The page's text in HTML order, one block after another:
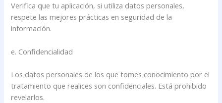
Verifica que tu aplicación, si utiliza datos personales,
respete las mejores prácticas en seguridad de la
información.
e. Confidencialidad
Los datos personales de los que tomes conocimiento por el
tratamiento que realices son confidenciales. Está prohibido
revelarlos.